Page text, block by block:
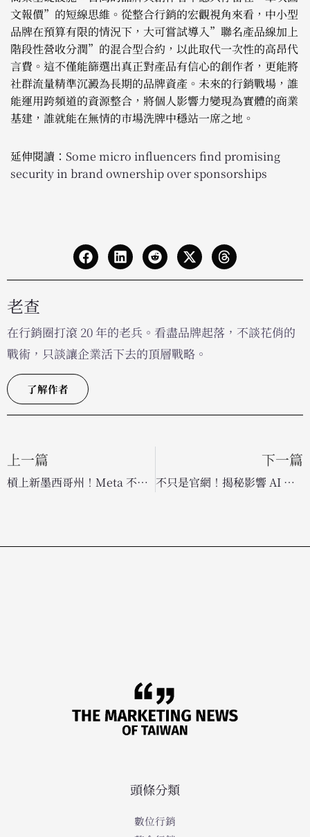
文報價”的短線思維。從整合行銷的宏觀視角來看，中小型
品牌在預算有限的情況下，大可嘗試導入”聯名產品線加上
階段性營收分潤”的混合型合約，以此取代一次性的高昂代
言費。這不僅能篩選出真正對產品有信心的創作者，更能將
社群流量精準沉澱為長期的品牌資產。未來的行銷戰場，誰
能運用跨頻道的資源整合，將個人影響力變現為實體的商業
基建，誰就能在無情的市場洗牌中穩站一席之地。
延伸閱讀： Some micro influencers find promising
security in brand ownership over sponsorships
老查
在行銷圈打滾 20 年的老兵。看盡品牌起落，不談花俏的
戰術，只談讓企業活下去的頂層戰略。
了解作者
上一篇
槓上新墨西哥州！Meta 不滿兒少保護法案，威脅將撤出旗下社交平台
下一篇
不只是官網！揭秘影響 AI 搜尋生成的第三方關鍵平台
頭條分類
數位行銷